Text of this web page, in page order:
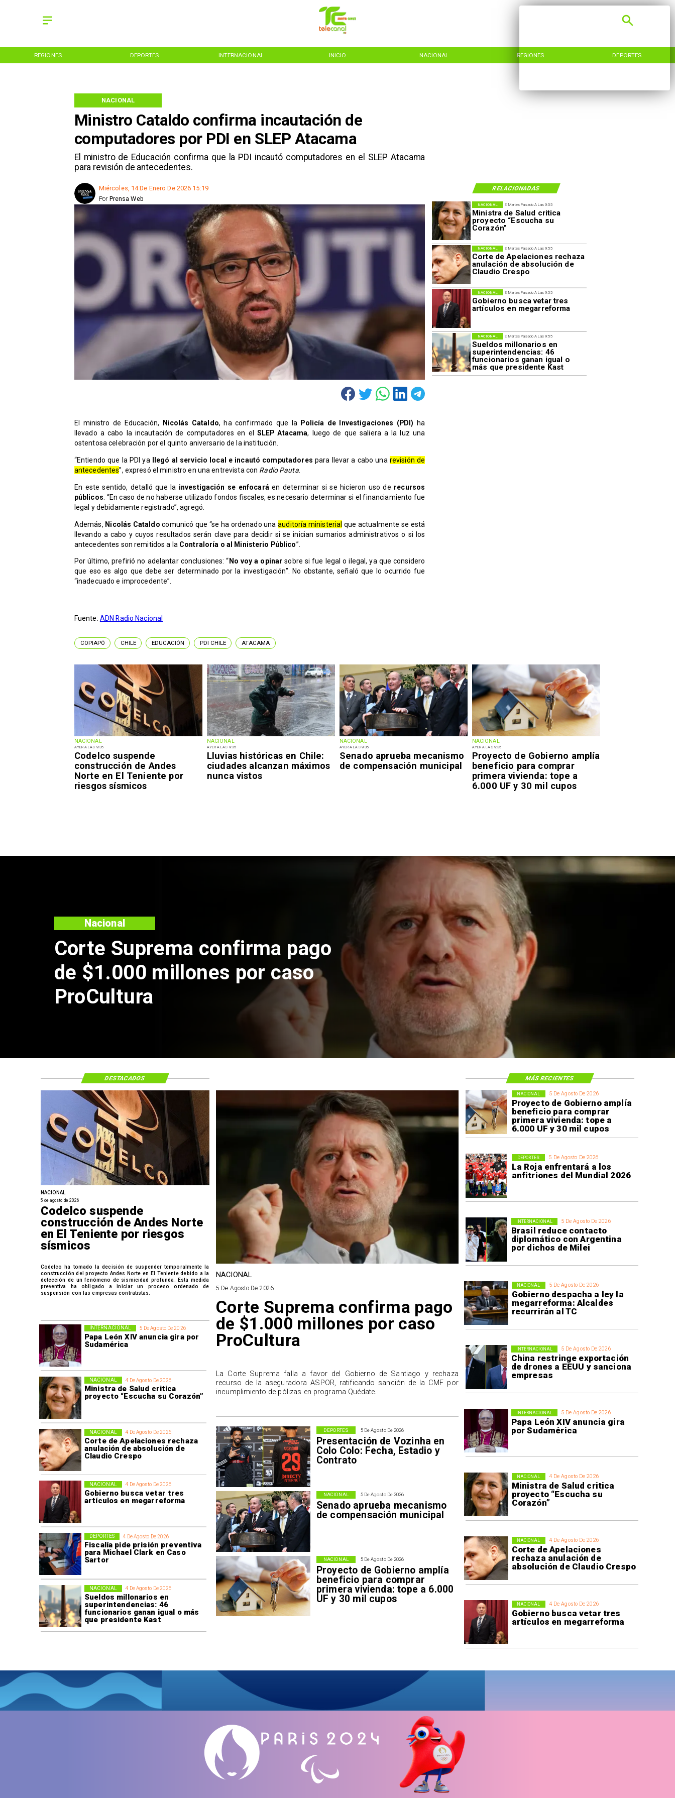
REGIONES DEPORTES INTERNACIONAL INICIO NACIONAL REGIONES DEPORTES
Ministro Cataldo confirma incautación de
computadores por PDI en SLEP Atacama
El ministro de Educación confirma que la PDI incautó computadores en el SLEP Atacama
para revisión de antecedentes.
NACIONAL
RELACIONADAS
Miércoles, 14 De Enero De 2026 15:19
Prensa Web
Por
NACIONAL
AYER A LAS 9:35
Codelco suspende
construcción de Andes
Norte en El Teniente por
riesgos sísmicos
NACIONAL
AYER A LAS 9:35
Lluvias históricas en Chile:
ciudades alcanzan máximos
nunca vistos
NACIONAL
AYER A LAS 9:35
Senado aprueba mecanismo
de compensación municipal
NACIONAL
AYER A LAS 9:35
Proyecto de Gobierno amplía
beneficio para comprar
primera vivienda: tope a
6.000 UF y 30 mil cupos
El Martes Pasado A Las 9:55
Ministra de Salud critica
proyecto “Escucha su
Corazón”
NACIONAL
El Martes Pasado A Las 9:55
Corte de Apelaciones rechaza
anulación de absolución de
Claudio Crespo
NACIONAL
El Martes Pasado A Las 9:55
Gobierno busca vetar tres
artículos en megarreforma
NACIONAL
El Martes Pasado A Las 9:55
Sueldos millonarios en
superintendencias: 46
funcionarios ganan igual o
más que presidente Kast
NACIONAL
El ministro de Educación, Nicolás Cataldo, ha confirmado que la Policía de Investigaciones (PDI) ha
llevado a cabo la incautación de computadores en el SLEP Atacama, luego de que saliera a la luz una
ostentosa celebración por el quinto aniversario de la institución.
“Entiendo que la PDI ya llegó al servicio local e incautó computadores para llevar a cabo una revisión de
antecedentes”, expresó el ministro en una entrevista con Radio Pauta.
En este sentido, detalló que la investigación se enfocará en determinar si se hicieron uso de recursos
públicos . “En caso de no haberse utilizado fondos fiscales, es necesario determinar si el financiamiento fue
legal y debidamente registrado”, agregó.
Además, Nicolás Cataldo comunicó que “se ha ordenado unaauditoría ministerial que actualmente se está
llevando a cabo y cuyos resultados serán clave para decidir si se inician sumarios administrativos o si los
antecedentes son remitidos a la Contraloría o al Ministerio Público”.
Por último, prefirió no adelantar conclusiones: “ No voy a opinar sobre si fue legal o ilegal, ya que considero
que eso es algo que debe ser determinado por la investigación”. No obstante, señaló que lo ocurrido fue
“inadecuado e improcedente”.
Fuente: ADN Radio Nacional
COPIAPÓ CHILE EDUCACIÓN PDI CHILE ATACAMA
Codelco suspende construcción
de Andes Norte en El Teniente
por riesgos sísmicos
5 De Agosto De 2026
Proyecto de Gobierno amplía
beneficio para comprar
primera vivienda: tope a
6.000 UF y 30 mil cupos
NACIONAL
5 De Agosto De 2026
La Roja enfrentará a los
anfitriones del Mundial 2026
DEPORTES
5 De Agosto De 2026
Brasil reduce contacto
diplomático con Argentina
por dichos de Milei
INTERNACIONAL
5 De Agosto De 2026
Gobierno despacha a ley la
megarreforma: Alcaldes
recurrirán al TC
NACIONAL
5 De Agosto De 2026
China restringe exportación
de drones a EEUU y sanciona
empresas
INTERNACIONAL
5 De Agosto De 2026
Papa León XIV anuncia gira
por Sudamérica
INTERNACIONAL
4 De Agosto De 2026
Ministra de Salud critica
proyecto “Escucha su
Corazón”
NACIONAL
4 De Agosto De 2026
Corte de Apelaciones
rechaza anulación de
absolución de Claudio Crespo
NACIONAL
4 De Agosto De 2026
Gobierno busca vetar tres
artículos en megarreforma
NACIONAL
5 De Agosto De 2026
Papa León XIV anuncia gira por
Sudamérica
INTERNACIONAL
4 De Agosto De 2026
Ministra de Salud critica
proyecto “Escucha su Corazón”
NACIONAL
4 De Agosto De 2026
Corte de Apelaciones rechaza
anulación de absolución de
Claudio Crespo
NACIONAL
4 De Agosto De 2026
Gobierno busca vetar tres
artículos en megarreforma
NACIONAL
4 De Agosto De 2026
Fiscalía pide prisión preventiva
para Michael Clark en Caso
Sartor
DEPORTES
4 De Agosto De 2026
Sueldos millonarios en
superintendencias: 46
funcionarios ganan igual o más
que presidente Kast
NACIONAL
5 De Agosto De 2026
Presentación de Vozinha en
Colo Colo: Fecha, Estadio y
Contrato
DEPORTES
5 De Agosto De 2026
Senado aprueba mecanismo
de compensación municipal
NACIONAL
5 De Agosto De 2026
Proyecto de Gobierno amplía
beneficio para comprar
primera vivienda: tope a 6.000
UF y 30 mil cupos
NACIONAL
NACIONAL
5 de agosto de 2026
Codelco suspende
construcción de Andes Norte
en El Teniente por riesgos
sísmicos
Codelco ha tomado la decisión de suspender temporalmente la
construcción del proyecto Andes Norte en El Teniente debido a la
detección de un fenómeno de sismicidad profunda. Esta medida
preventiva ha obligado a iniciar un proceso ordenado de
suspensión con las empresas contratistas.
NACIONAL
5 De Agosto De 2026
Corte Suprema confirma pago
de $1.000 millones por caso
ProCultura
La Corte Suprema falla a favor del Gobierno de Santiago y rechaza
recurso de la aseguradora ASPOR, ratificando sanción de la CMF por
incumplimiento de pólizas en programa Quédate.
DESTACADOS MÁS RECIENTES